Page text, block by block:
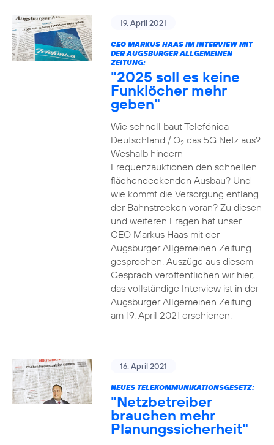
19. April 2021
CEO MARKUS HAAS IM INTERVIEW MIT
DER AUGSBURGER ALLGEMEINEN
ZEITUNG:
"2025 soll es keine
Funklöcher mehr
geben"
Wie schnell baut Telefónica
Deutschland / O2das 5G Netz aus?
Weshalb hindern
Frequenzauktionen den schnellen
flächendeckenden Ausbau? Und
wie kommt die Versorgung entlang
der Bahnstrecken voran? Zu diesen
und weiteren Fragen hat unser
CEO Markus Haas mit der
Augsburger Allgemeinen Zeitung
gesprochen. Auszüge aus diesem
Gespräch veröffentlichen wir hier,
das vollständige Interview ist in der
Augsburger Allgemeinen Zeitung
am 19. April 2021 erschienen.
16. April 2021
NEUES TELEKOMMUNIKATIONSGESETZ:
"Netzbetreiber
brauchen mehr
Planungssicherheit"